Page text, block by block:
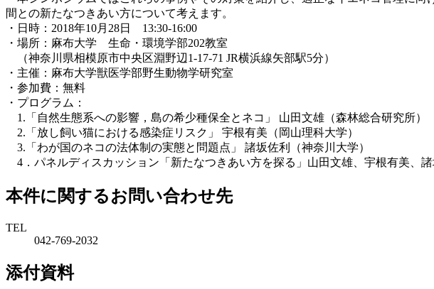
間との新たなつきあい方について考えます。
・日時：2018年10月28日 13:30-16:00
・場所：麻布大学 生命・環境学部202教室
（神奈川県相模原市中央区淵野辺1-17-71 JR横浜線矢部駅5分）
・主催：麻布大学獣医学部野生動物学研究室
・参加費：無料
・プログラム：
1.「自然生態系への影響，島の希少種保全とネコ」 山田文雄（森林総合研究所）
2.「放し飼い猫における感染症リスク」 宇根有美（岡山理科大学）
3.「わが国のネコの法体制の実態と問題点」 諸坂佐利（神奈川大学）
4．パネルディスカッション「新たなつきあい方を探る」山田文雄、宇根有美、
本件に関するお問い合わせ先
TEL
042-769-2032
添付資料